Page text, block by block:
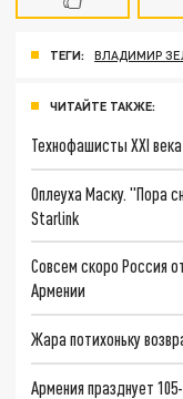
ТЕГИ: ВЛАДИМИР
ЧИТАЙТЕ ТАКЖЕ:
Технофашисты XXI века
Оплеуха Маску. "Пора
Starlink
Совсем скоро Россия
Армении
Жара потихоньку
Армения празднует